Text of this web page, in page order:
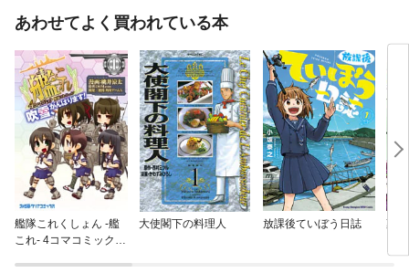
あわせてよく買われている本
艦隊これくしょん -艦
これ- 4コマコミック
大使閣下の料理人 放課後ていぼう日誌 薬